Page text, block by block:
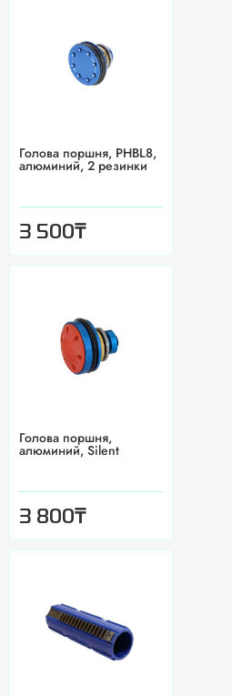
Голова поршня, PHBL8,
алюминий, 2 резинки
3 500₸
Голова поршня,
алюминий, Silent
3 800₸